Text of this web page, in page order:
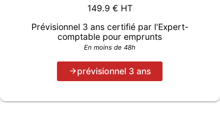
149.9 € HT
Prévisionnel 3 ans certifié par l'Expert-
comptable pour emprunts
En moins de 48h
prévisionnel 3 ans